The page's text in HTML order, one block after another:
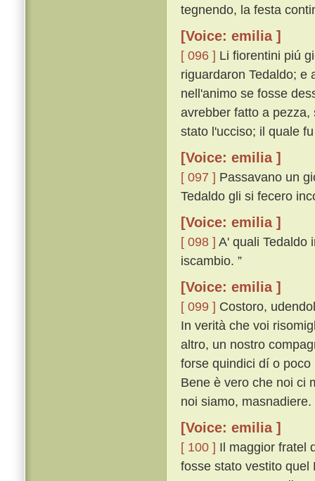
tegnendo, la festa
[Voice: emilia ]
[ 096 ] Li fiorentini piú
riguardaron Tedaldo; e
nell'animo se fosse
avrebber fatto a
stato l'ucciso; il quale
[Voice: emilia ]
[ 097 ] Passavano un
Tedaldo gli si fecero
[Voice: emilia ]
[ 098 ] A' quali Tedaldo
iscambio. ”
[Voice: emilia ]
[ 099 ] Costoro,
In verità che voi
altro, un nostro
forse quindici dí o
Bene è vero che noi ci
noi siamo, masnadiere.
[Voice: emilia ]
[ 100 ] Il maggior fratel
fosse stato vestito